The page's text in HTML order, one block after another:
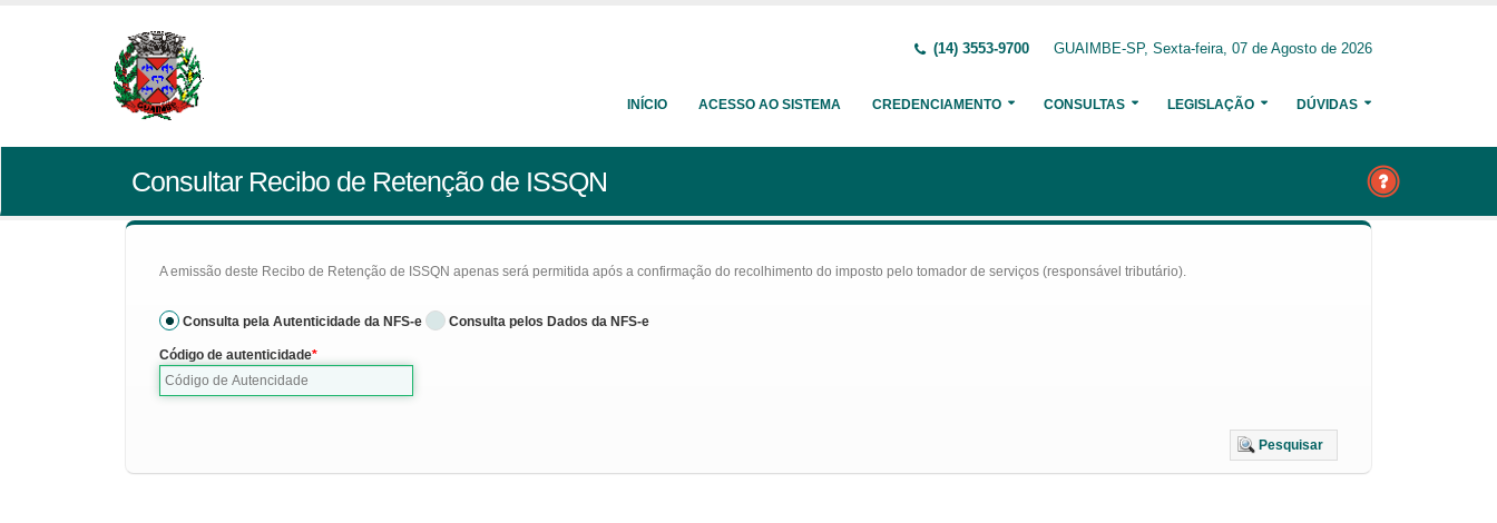
(14) 3553-9700 GUAIMBE-SP, Sexta-feira, 07 de Agosto de 2026
INÍCIO ACESSO AO SISTEMA CREDENCIAMENTO CONSULTAS LEGISLAÇÃO DÚVIDAS
Consultar Recibo de Retenção de ISSQN
A emissão deste Recibo de Retenção de ISSQN apenas será permitida após a confirmação do recolhimento do imposto pelo tomador de serviços (responsável tributário).
Consulta pela Autenticidade da NFS-e Consulta pelos Dados da NFS-e
Código de autenticidade
Pesquisar